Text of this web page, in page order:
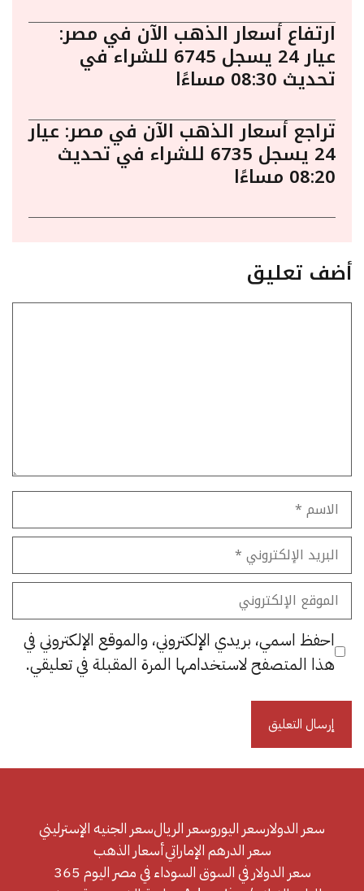
ارتفاع أسعار الذهب الآن في مصر:
عيار 24 يسجل 6745 للشراء في
تحديث 08:30 مساءًا
تراجع أسعار الذهب الآن في مصر: عيار
24 يسجل 6735 للشراء في تحديث
08:20 مساءًا
أضف تعليق
الاسم
البريد
الإلكتروني
الموقع
الإلكتروني
احفظ اسمي، بريدي الإلكتروني، والموقع الإلكتروني في
هذا المتصفح لاستخدامها المرة المقبلة في تعليقي.
سعر الدولارسعر اليوروسعر الريالسعر الجنيه الإسترليني
سعر الدرهم الإماراتيأسعار الذهب
سعر الدولار في السوق السوداء في مصر اليوم 365